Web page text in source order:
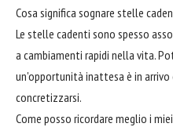
Cosa significa sognare stelle
Le stelle cadenti sono spesso
a cambiamenti rapidi nella vita.
un'opportunità inattesa è in
concretizzarsi.
Come posso ricordare meglio i